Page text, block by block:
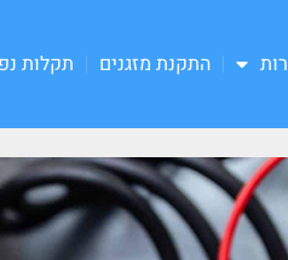
התקנת מזגנים תקלות